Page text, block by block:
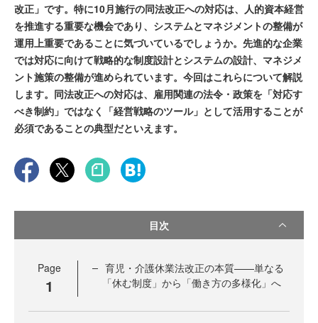
改正」です。特に10月施行の同法改正への対応は、人的資本経営
を推進する重要な機会であり、システムとマネジメントの整備が
運用上重要であることに気づいているでしょうか。先進的な企業
では対応に向けて戦略的な制度設計とシステムの設計、マネジメ
ント施策の整備が進められています。今回はこれらについて解説
します。同法改正への対応は、雇用関連の法令・政策を「対応す
べき制約」ではなく「経営戦略のツール」として活用することが
必須であることの典型だといえます。
目次
Page
1
育児・介護休業法改正の本質——単なる
「休む制度」から「働き方の多様化」へ